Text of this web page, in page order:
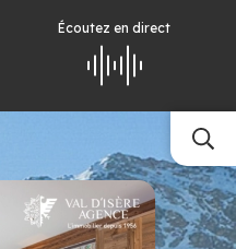
Écoutez en direct